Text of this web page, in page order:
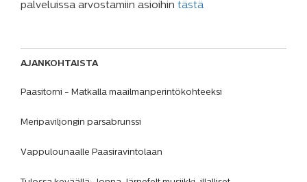
palveluissa arvostamiin asioihin tästä
AJANKOHTAISTA
Paasitorni - Matkalla maailmanperintökohteeksi
Meripaviljongin parsabrunssi
Vappulounaalle Paasiravintolaan